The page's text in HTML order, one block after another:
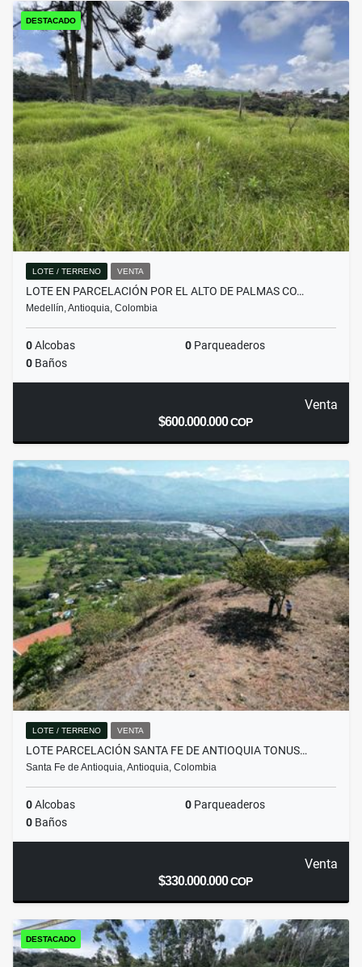
DESTACADO
LOTE / TERRENO VENTA
LOTE EN PARCELACIÓN POR EL ALTO DE PALMAS CO…
Medellín, Antioquia, Colombia
0Alcobas 0 Parqueaderos
0 Baños
Venta
$600.000.000COP
LOTE / TERRENO VENTA
LOTE PARCELACIÓN SANTA FE DE ANTIOQUIA TONUS…
Santa Fe de Antioquia, Antioquia, Colombia
0Alcobas 0 Parqueaderos
0 Baños
Venta
$330.000.000COP
DESTACADO